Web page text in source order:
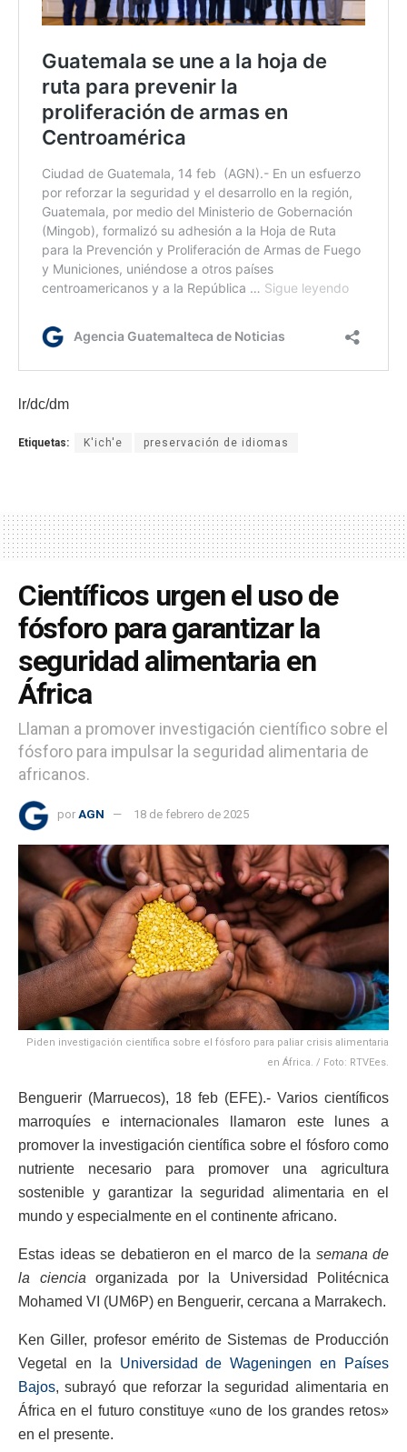
lr/dc/dm
Etiquetas: K'ich'e preservación de idiomas
Científicos urgen el uso de
fósforo para garantizar la
seguridad alimentaria en
África
Llaman a promover investigación científico sobre el
fósforo para impulsar la seguridad alimentaria de
africanos.
por AGN 18 de febrero de 2025
Piden investigación científica sobre el fósforo para paliar crisis alimentaria
en África. / Foto: RTVEes.
Benguerir (Marruecos), 18 feb (EFE).- Varios científicos
marroquíes e internacionales llamaron este lunes a
promover la investigación científica sobre el fósforo como
nutriente necesario para promover una agricultura
sostenible y garantizar la seguridad alimentaria en el
mundo y especialmente en el continente africano.
Estas ideas se debatieron en el marco de la semana de
la ciencia organizada por la Universidad Politécnica
Mohamed VI (UM6P) en Benguerir, cercana a Marrakech.
Ken Giller, profesor emérito de Sistemas de Producción
Vegetal en la Universidad de Wageningen en Países
Bajos, subrayó que reforzar la seguridad alimentaria en
África en el futuro constituye «uno de los grandes retos»
en el presente.